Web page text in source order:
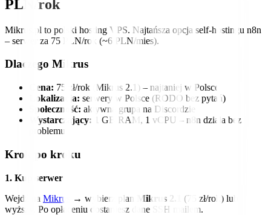
PLN/rok
Mikrus.pl to polski hosting VPS. Najtańsza opcja self-hostingu n8n
– serwer za 75 PLN/rok (~6 PLN/mies).
Dlaczego Mikrus
Cena: 75 zł/rok (Mikrus 2.1) – najtaniej w Polsce
Lokalizacja: serwery w Polsce (RODO bez pytań)
Społeczność: aktywna grupa na Discordzie
Wystarczający: 1 GB RAM, 1 vCPU – n8n działa bez
problemu
Krok po kroku
1. Kup serwer
Wejdź na Mikrus → wybierz plan Mikrus 2.1
(75 zł/rok) lub
wyższy. Po opłaceniu dostaniesz dane SSH mailem.